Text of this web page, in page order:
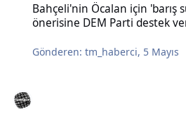
Bahçeli'nin Öcalan için 'barış
önerisine DEM Parti destek
Gönderen:tm_haberci, 5 Mayıs